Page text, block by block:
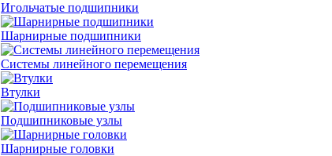
Игольчатые подшипники
Шарнирные подшипники
Системы линейного перемещения
Втулки
Подшипниковые узлы
Шарнирные головки